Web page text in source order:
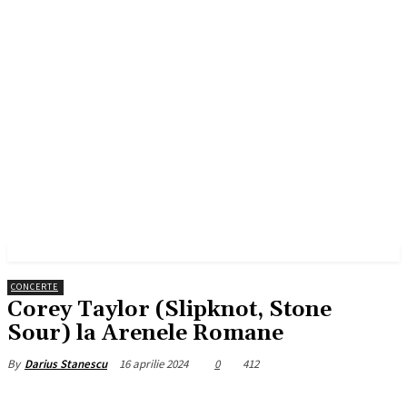
CONCERTE
Corey Taylor (Slipknot, Stone
Sour) la Arenele Romane
By Darius Stanescu 16 aprilie 2024 0 412